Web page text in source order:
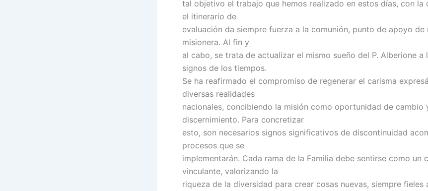
tal objetivo el trabajo que hemos realizado en estos días, con la
el itinerario de
evaluación da siempre fuerza a la comunión, punto de apoyo de
misionera. Al fin y
al cabo, se trata de actualizar el mismo sueño del P. Alberione a
signos de los tiempos.
Se ha reafirmado el compromiso de regenerar el carisma
diversas realidades
nacionales, concibiendo la misión como oportunidad de cambio
discernimiento. Para concretizar
esto, son necesarios signos significativos de discontinuidad
procesos que se
implementarán. Cada rama de la Familia debe sentirse como un
vinculante, valorizando la
riqueza de la diversidad para crear cosas nuevas, siempre fieles